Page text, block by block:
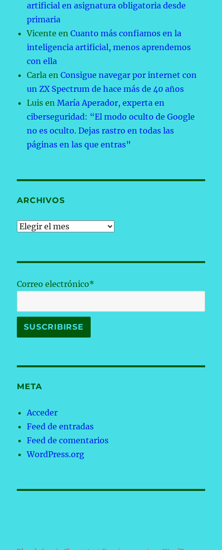
artificial en asignatura obligatoria desde
primaria
Vicente enCuanto más confiamos en la
inteligencia artificial, menos aprendemos
con ella
Carla enConsigue navegar por internet con
un ZX Spectrum de hace más de 40 años
Luis enMaría Aperador, experta en
ciberseguridad: “El modo oculto de Google
no es oculto. Dejas rastro en todas las
páginas en las que entras”
ARCHIVOS
Archivos
Correo electrónico*
META
Acceder
Feed de entradas
Feed de comentarios
WordPress.org